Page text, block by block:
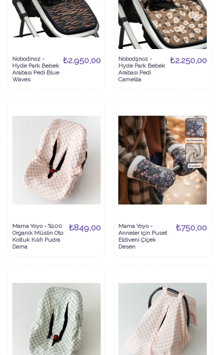
Nobodinoz -
Hyde Park Bebek
Arabası Pedi Blue
Waves
₺2.950,00
Nobodşnoz -
Hyde Park Bebek
Arabası Pedi
Camellia
₺2.250,00
Mama Yoyo - %100
Organik Müslin Oto
Koltuk Kılıfı Pudra
Dama
₺849,00
Mama Yoyo -
Anneler için Puset
Eldiveni Çiçek
Desen
₺750,00